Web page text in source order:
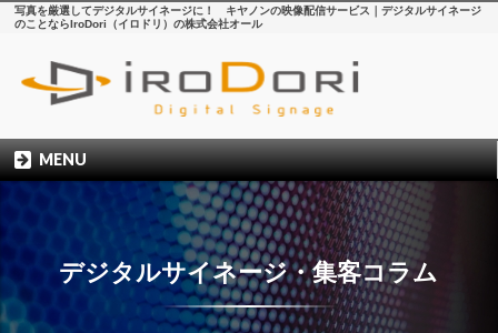
写真を厳選してデジタルサイネージに！ キヤノンの映像配信サービス｜デジタルサイネージ
のことならIroDori（イロドリ）の株式会社オール
MENU
デジタルサイネージ・集客コラム